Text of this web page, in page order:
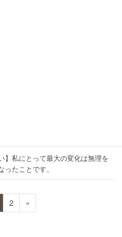
】私にとって最大の変化は無理を
たことです。
ペ
ー
2 »